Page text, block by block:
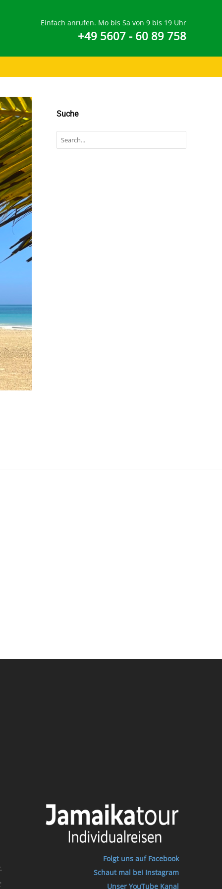
Einfach anrufen. Mo bis Sa von 9 bis 19 Uhr
+49 5607 - 60 89 758
Suche
Folgt uns auf Facebook
Schaut mal bei Instagram
Unser YouTube Kanal